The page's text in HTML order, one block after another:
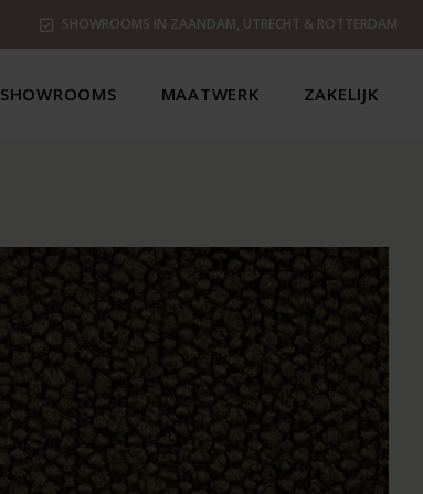
SHOWROOMS IN ZAANDAM, UTRECHT & ROTTERDAM
SHOWROOMS MAATWERK ZAKELIJK